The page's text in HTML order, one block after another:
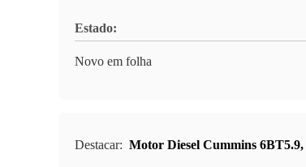
Estado:
Novo em folha
Destacar: Motor Diesel Cummins 6BT5.9,